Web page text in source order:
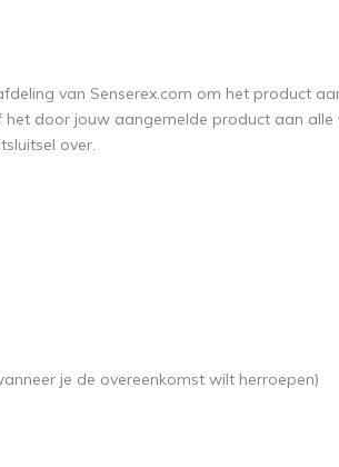
van Senserex.com om het product
het door jouw aangemelde product aan
over.
je de overeenkomst wilt herroepen)